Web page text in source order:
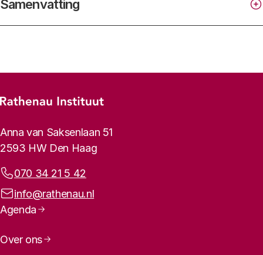
Samenvatting
Footer-menu
Rathenau logo, naar de homepage
Contactinformatie
Anna van Saksenlaan 51
2593 HW Den Haag
Telefoonnummer:
070 34 21 5 42
E-mailadres:
info@rathenau.nl
Paginanavigatie
Agenda
Over ons